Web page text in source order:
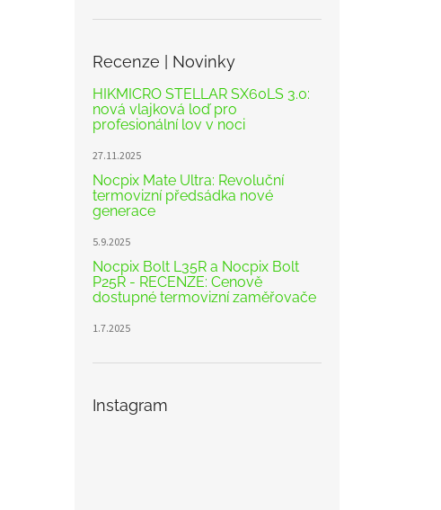
Recenze | Novinky
HIKMICRO STELLAR SX60LS 3.0:
nová vlajková loď pro
profesionální lov v noci
27.11.2025
Nocpix Mate Ultra: Revoluční
termovizní předsádka nové
generace
5.9.2025
Nocpix Bolt L35R a Nocpix Bolt
P25R - RECENZE: Cenově
dostupné termovizní zaměřovače
1.7.2025
Instagram